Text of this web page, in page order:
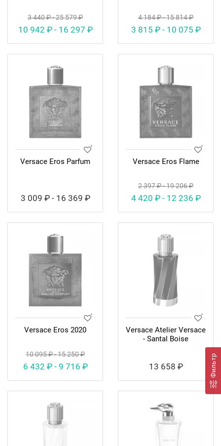
Фильтр
3 440 ₽ - 25 579 ₽
10 942 ₽ - 16 297 ₽
4 184 ₽ - 15 814 ₽
3 815 ₽ - 10 075 ₽
Versace Eros Parfum
3 009 ₽ - 16 369 ₽
Versace Eros Flame
2 397 ₽ - 19 206 ₽
4 420 ₽ - 12 236 ₽
Versace Eros 2020
10 095 ₽ - 15 250 ₽
6 432 ₽ - 9 716 ₽
Versace Atelier Versace
- Santal Boise
13 658 ₽